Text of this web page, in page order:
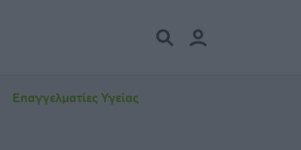
Επαγγελματίες Υγείας